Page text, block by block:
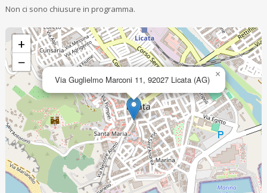
Non ci sono chiusure in programma.
Via Guglielmo Marconi 11, 92027 Licata (AG) ×
+
−